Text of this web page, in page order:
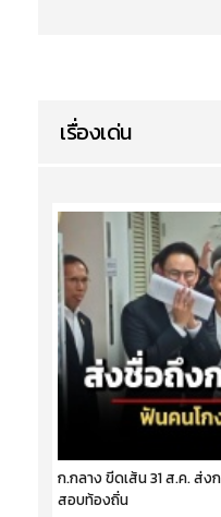
เรื่องเด่น
ก.กลาง ขีดเส้น 31 ส.ค. ส่ง
สอบท้องถิ่น